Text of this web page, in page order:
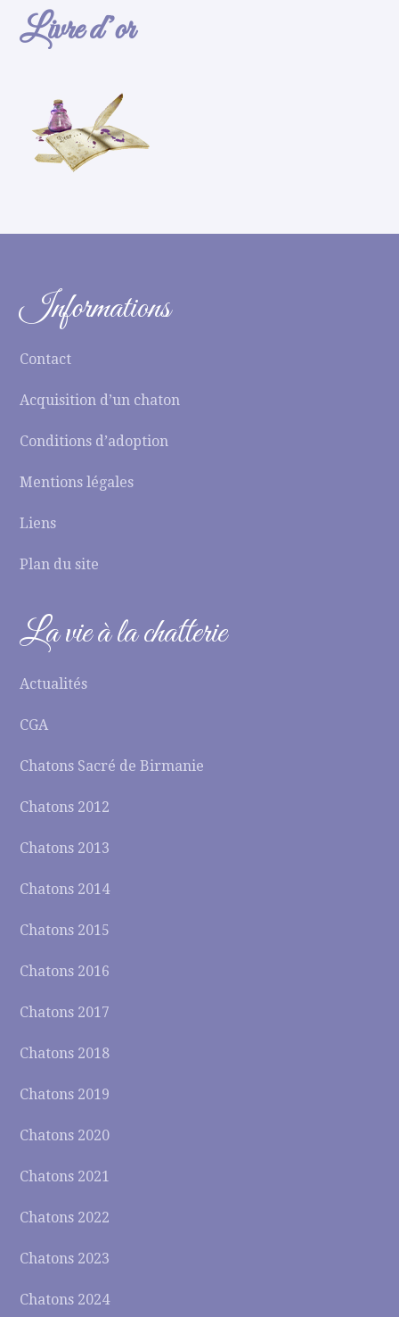
Livre d’or
Informations
Contact
Acquisition d’un chaton
Conditions d’adoption
Mentions légales
Liens
Plan du site
La vie à la chatterie
Actualités
CGA
Chatons Sacré de Birmanie
Chatons 2012
Chatons 2013
Chatons 2014
Chatons 2015
Chatons 2016
Chatons 2017
Chatons 2018
Chatons 2019
Chatons 2020
Chatons 2021
Chatons 2022
Chatons 2023
Chatons 2024